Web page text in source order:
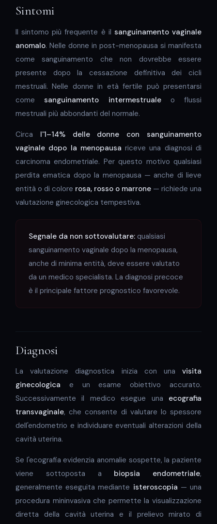
Sintomi
Il sintomo più frequente è il sanguinamento vaginale
anomalo. Nelle donne in post-menopausa si manifesta
come sanguinamento che non dovrebbe essere
presente dopo la cessazione definitiva dei cicli
mestruali. Nelle donne in età fertile può presentarsi
comesanguinamento intermestrualeo flussi
mestruali più abbondanti del normale.
Circa l'1–14% delle donne con sanguinamento
vaginale dopo la menopausa riceve una diagnosi di
carcinoma endometriale. Per questo motivo qualsiasi
perdita ematica dopo la menopausa — anche di lieve
entità o di colore rosa, rosso o marrone — richiede una
valutazione ginecologica tempestiva.
Segnale da non sottovalutare:qualsiasi
sanguinamento vaginale dopo la menopausa,
anche di minima entità, deve essere valutato
da un medico specialista. La diagnosi precoce
è il principale fattore prognostico favorevole.
Diagnosi
La valutazione diagnostica inizia con una visita
ginecologica e un esame obiettivo accurato.
Successivamente il medico esegue una ecografia
transvaginale, che consente di valutare lo spessore
dell'endometrio e individuare eventuali alterazioni della
cavità uterina.
Se l'ecografia evidenzia anomalie sospette, la paziente
viene sottoposta a biopsia endometriale,
generalmente eseguita mediante isteroscopia — una
procedura mininvasiva che permette la visualizzazione
diretta della cavità uterina e il prelievo mirato di